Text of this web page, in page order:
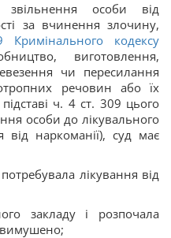
особи від
за вчинення злочину,
Кримінального кодексу
виготовлення,
чи пересилання
речовин або їх
ч. 4 ст. 309 цього
особи до лікувального
від наркоманії), суд має
лікування від
закладу і розпочала
вимушено;